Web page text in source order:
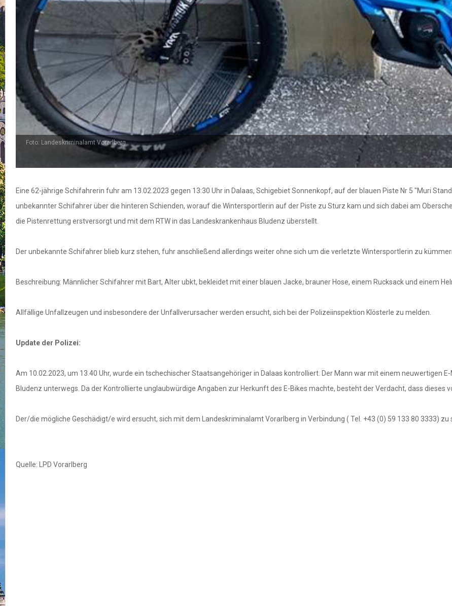
Foto: Landeskriminalamt Vorarlberg
Eine 62-jährige Schifahrerin fuhr am 13.02.2023 gegen 13:30 Uhr in Dalaas, Schigebiet Sonnenkopf, auf der blauen Piste Nr 5 "Muri
unbekannter Schifahrer über die hinteren Schienden, worauf die Wintersportlerin auf der Piste zu Sturz kam und sich dabei am
die Pistenrettung erstversorgt und mit dem RTW in das Landeskrankenhaus Bludenz überstellt.
Der unbekannte Schifahrer blieb kurz stehen, fuhr anschließend allerdings weiter ohne sich um die verletzte Wintersportlerin zu
Beschreibung: Männlicher Schifahrer mit Bart, Alter ubkt, bekleidet mit einer blauen Jacke, brauner Hose, einem Rucksack und einem
Allfällige Unfallzeugen und insbesondere der Unfallverursacher werden ersucht, sich bei der Polizeiinspektion Klösterle zu melden.
Update der Polizei:
Am 10.02.2023, um 13.40 Uhr, wurde ein tschechischer Staatsangehöriger in Dalaas kontrolliert. Der Mann war mit einem neuwertigen
Bludenz unterwegs. Da der Kontrollierte unglaubwürdige Angaben zur Herkunft des E-Bikes machte, besteht der Verdacht, dass dieses
Der/die mögliche Geschädigt/e wird ersucht, sich mit dem Landeskriminalamt Vorarlberg in Verbindung ( Tel. +43 (0) 59 133 80 3333) zu
Quelle: LPD Vorarlberg